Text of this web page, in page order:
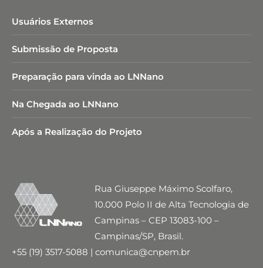
Usuários Externos
Submissão de Proposta
Preparação para vinda ao LNNano
Na Chegada ao LNNano
Após a Realização do Projeto
Rua Giuseppe Máximo Scolfaro,
10.000 Polo II de Alta Tecnologia de
Campinas – CEP 13083-100 –
Campinas/SP, Brasil.
+55 (19) 3517-5088 | comunica@cnpem.br